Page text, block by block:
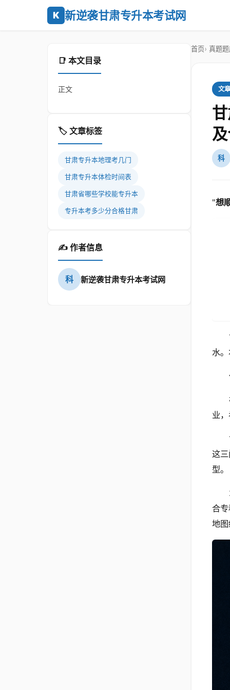
K 新逆袭甘肃专升本考试网
📑 本文目录
正文
🏷️ 文章标签
甘肃专升本地理考几门
甘肃专升本体检时间表
甘肃省哪些学校能专升本
专升本考多少分合格甘肃
✍️ 作者信息
科 新逆袭甘肃专升本考试网
首页 真题
文
科
"想
水
业
这
型。
合
地